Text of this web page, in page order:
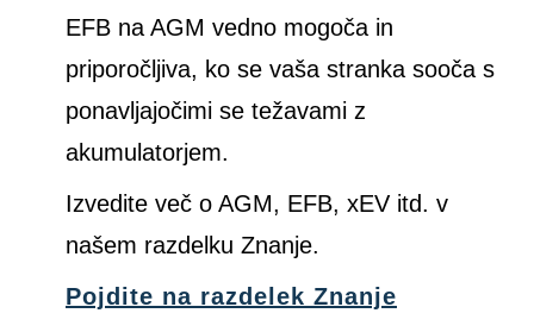
EFB na AGM vedno mogoča in
priporočljiva, ko se vaša stranka sooča s
ponavljajočimi se težavami z
akumulatorjem.
Izvedite več o AGM, EFB, xEV itd. v
našem razdelku Znanje.
Pojdite na razdelek Znanje